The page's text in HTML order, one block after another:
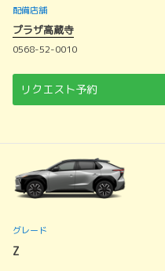
配備店舗
プラザ高蔵寺
0568-52-0010
リクエスト予約
グレード
Z